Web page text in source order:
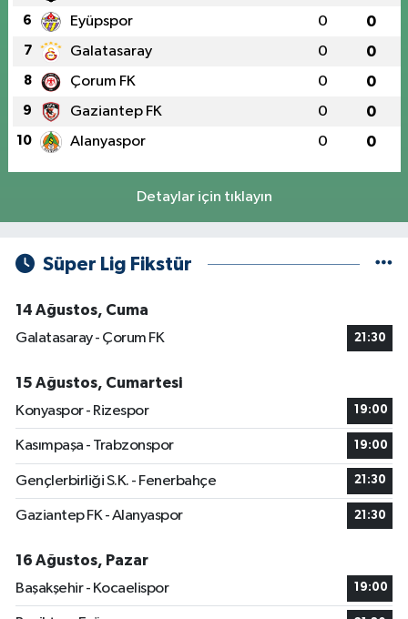
6 Eyüpspor 0 0
7 Galatasaray 0 0
8 Çorum FK 0 0
9 Gaziantep FK 0 0
10 Alanyaspor 0 0
Detaylar için tıklayın
Süper Lig Fikstür
14 Ağustos, Cuma
Galatasaray - Çorum FK
21:30
15 Ağustos, Cumartesi
Konyaspor - Rizespor
19:00
Kasımpaşa - Trabzonspor 19:00
Gençlerbirliği S.K. - Fenerbahçe 21:30
Gaziantep FK - Alanyaspor 21:30
16 Ağustos, Pazar
Başakşehir - Kocaelispor
19:00